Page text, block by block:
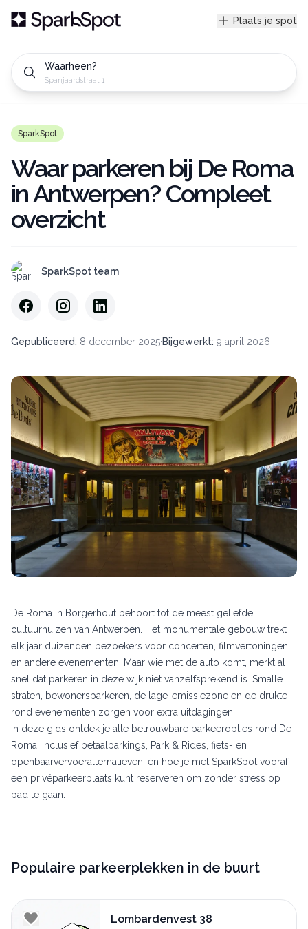
Plaats je spot
Waarheen?
Spanjaardstraat 17 Bruges, Bel
SparkSpot
Waar parkeren bij De Roma
in Antwerpen? Compleet
overzicht
SparkSpot team
Gepubliceerd: 8 december 2025·Bijgewerkt: 9 april 2026
De Roma in Borgerhout behoort tot de meest geliefde
cultuurhuizen van Antwerpen. Het monumentale gebouw trekt
elk jaar duizenden bezoekers voor concerten, filmvertoningen
en andere evenementen. Maar wie met de auto komt, merkt al
snel dat parkeren in deze wijk niet vanzelfsprekend is. Smalle
straten, bewonersparkeren, de lage-emissiezone en de drukte
rond evenementen zorgen voor extra uitdagingen.
In deze gids ontdek je alle betrouwbare parkeeropties rond De
Roma, inclusief betaalparkings, Park & Rides, fiets- en
openbaarvervoeralternatieven, én hoe je met SparkSpot vooraf
een privéparkeerplaats kunt reserveren om zonder stress op
pad te gaan.
Populaire parkeerplekken in de buurt
Lombardenvest 38